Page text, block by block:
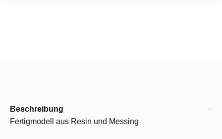
Beschreibung
Fertigmodell aus Resin und Messing